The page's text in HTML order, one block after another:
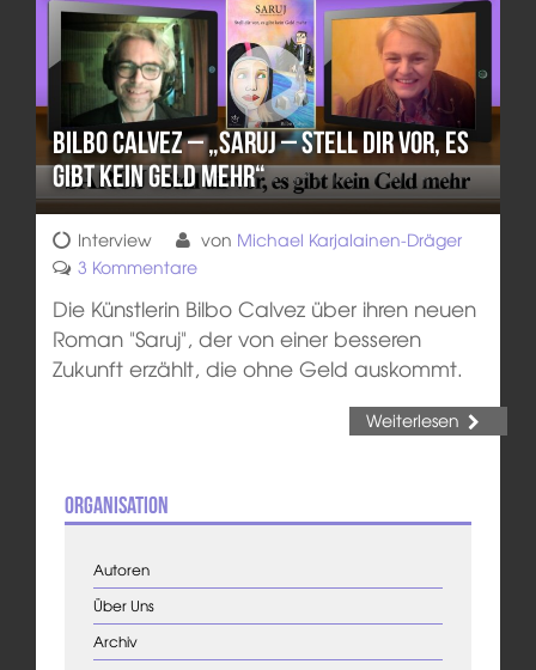
Bilbo Calvez – „Saruj – Stell Dir vor, es
gibt kein Geld mehr“
Interview von Michael Karjalainen-Dräger
3 Kommentare
Die Künstlerin Bilbo Calvez über ihren neuen
Roman "Saruj", der von einer besseren
Zukunft erzählt, die ohne Geld auskommt.
Weiterlesen
Organisation
Autoren
Über Uns
Archiv